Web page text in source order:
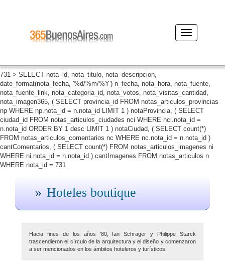
731 > SELECT nota_id, nota_titulo, nota_descripcion,
date_format(nota_fecha, '%d/%m/%Y') n_fecha, nota_hora, nota_fuente,
nota_fuente_link, nota_categoria_id, nota_votos, nota_visitas_cantidad,
nota_imagen365, ( SELECT provincia_id FROM notas_articulos_provincias
np WHERE np.nota_id = n.nota_id LIMIT 1 ) notaProvincia, ( SELECT
ciudad_id FROM notas_articulos_ciudades nci WHERE nci.nota_id =
n.nota_id ORDER BY 1 desc LIMIT 1 ) notaCiudad, ( SELECT count(*)
FROM notas_articulos_comentarios nc WHERE nc.nota_id = n.nota_id )
cantComentarios, ( SELECT count(*) FROM notas_articulos_imagenes ni
WHERE ni.nota_id = n.nota_id ) cantImagenes FROM notas_articulos n
WHERE nota_id = 731
Desplegar
navegación
Hoteles boutique
Hacia fines de los años ’80, Ian Schrager y Philippe Starck
trascendieron el círculo de la arquitectura y el diseño y comenzaron
a ser mencionados en los ámbitos hoteleros y turísticos.